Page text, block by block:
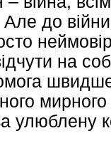
до
на
мирного
улюблену